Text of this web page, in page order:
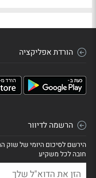
הורדת אפליקציה
הרשמה לדיוור
הירשם לסיכום היומי של שוק
חובה לכל משקיע